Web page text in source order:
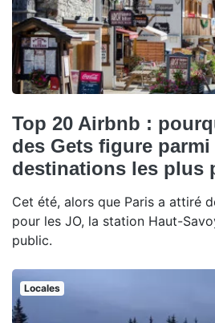
Top 20 Airbnb :
des Gets figure parmi
destinations les plus
Cet été, alors que Paris a attiré
pour les JO, la station Haut-
public.
Locales